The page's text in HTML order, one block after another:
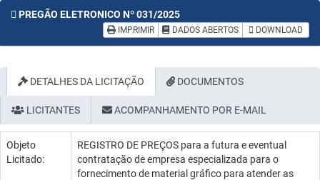
PREGÃO ELETRONICO Nº 031/2025
IMPRIMIR DADOS ABERTOS DOWNLOAD
DETALHES DA LICITAÇÃO DOCUMENTOS
LICITANTES ACOMPANHAMENTO POR E-MAIL
Objeto
Licitado:
REGISTRO DE PREÇOS para a futura e eventual
contratação de empresa especializada para o
fornecimento de material gráfico para atender as